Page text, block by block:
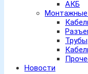
АКБ
Монтажные
Трубы
Новости